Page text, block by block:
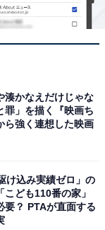
湊かなえだけじゃな
罪」を描く『映画ち
ら強く連想した映画
け込み実績ゼロ」の
ども110番の家」
要？ PTAが直面する